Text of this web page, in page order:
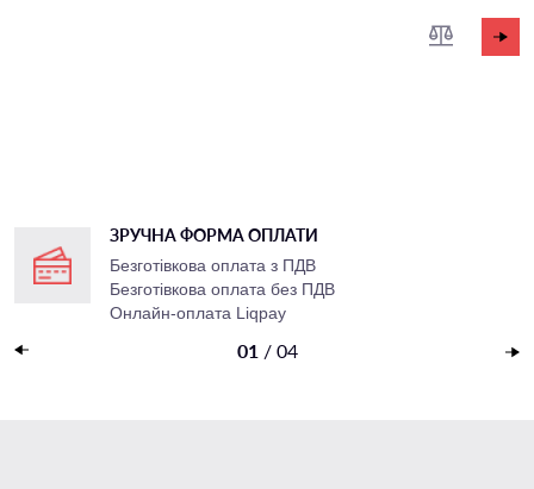
ЗРУЧНА ФОРМА ОПЛАТИ
Безготівкова оплата з ПДВ
Безготівкова оплата без ПДВ
Онлайн-оплата Liqpay
01 / 04